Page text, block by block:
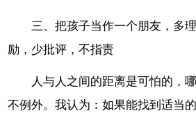
三、把孩子当作一个朋友，多
励，少批评，不指责
人与人之间的距离是可怕的，
不例外。我认为：如果能找到适当